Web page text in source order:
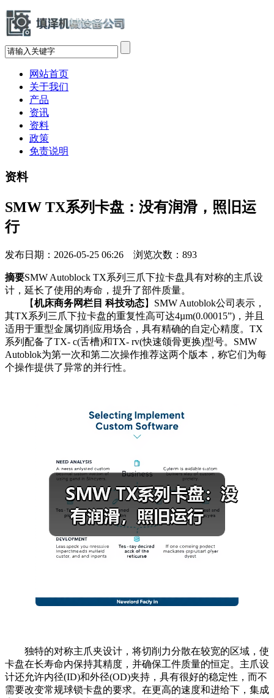
网站首页
关于我们
产品
资讯
资料
政策
免责说明
资料
SMW TX系列卡盘：没有润滑，照旧运
行
发布日期：2026-05-25 06:26 浏览次数： 893
摘要SMW Autoblock TX系列三爪下拉卡盘具有对称的主爪设
计，延长了使用的寿命，提升了部件质量。
【机床商务网栏目 科技动态】SMW Autoblok公司表示，
其TX系列三爪下拉卡盘的重复性高可达4µm(0.00015”)，并且
适用于重型金属切削应用场合，具有精确的自定心精度。TX
系列配备了TX- c(舌槽)和TX- rv(快速颌骨更换)型号。SMW
Autoblok为第一次和第二次操作推荐这两个版本，称它们为每
个操作提供了异常的并行性。
独特的对称主爪夹设计，将切削力分散在较宽的区域，使
卡盘在长寿命内保持其精度，并确保工件质量的恒定。主爪设
计还允许内径(ID)和外径(OD)夹持，具有很好的稳定性，而不
需要改变常规球锁卡盘的要求。在更高的速度和进给下，集成